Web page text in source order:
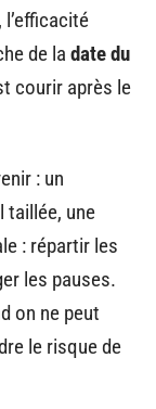
de la date du
courir après le
: un
taillée, une
: répartir les
les pauses.
on ne peut
le risque de